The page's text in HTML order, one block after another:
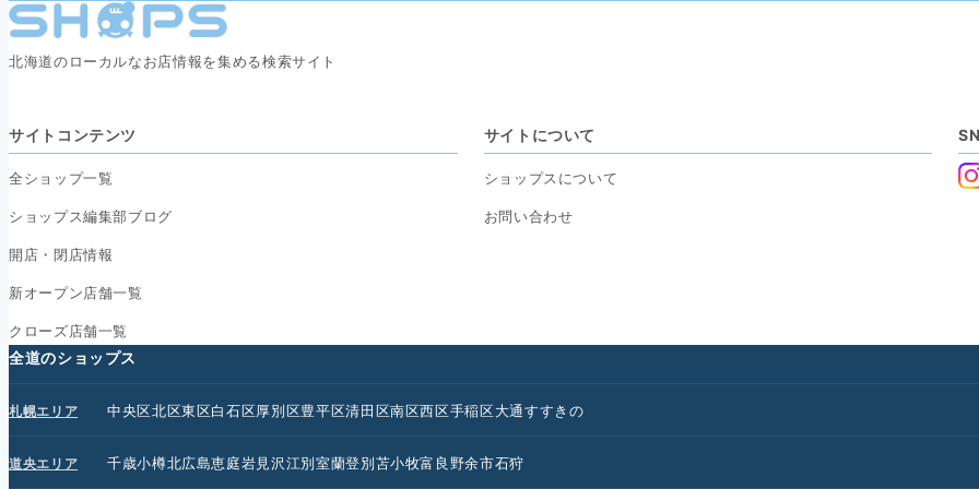
北海道のローカルなお店情報を集める検索サイト
サイトコンテンツ
全ショップ一覧
ショップス編集部ブログ
開店・閉店情報
新オープン店舗一覧
クローズ店舗一覧
サイトについて
ショップスについて
お問い合わせ
全道のショップス
札幌エリア 中央区北区東区白石区厚別区豊平区清田区南区西区手稲区大通すすきの
道央エリア 千歳小樽北広島恵庭岩見沢江別室蘭登別苫小牧富良野余市石狩